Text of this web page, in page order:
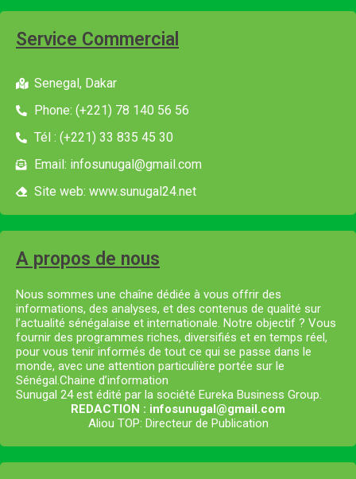
Service Commercial
Senegal, Dakar
Phone: (+221) 78 140 56 56
Tél : (+221) 33 835 45 30
Email: infosunugal@gmail.com
Site web: www.sunugal24.net
A propos de nous
Nous sommes une chaîne dédiée à vous offrir des
informations, des analyses, et des contenus de qualité sur
l’actualité sénégalaise et internationale. Notre objectif ? Vous
fournir des programmes riches, diversifiés et en temps réel,
pour vous tenir informés de tout ce qui se passe dans le
monde, avec une attention particulière portée sur le
Sénégal.Chaine d’information
Sunugal 24 est édité par la société Eureka Business Group.
REDACTION : infosunugal@gmail.com
Aliou TOP: Directeur de Publication